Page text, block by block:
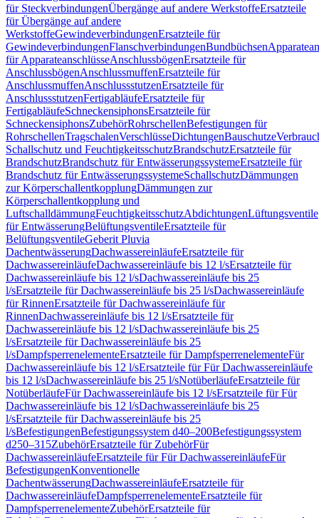
für SteckverbindungenÜbergänge auf andere WerkstoffeErsatzteile
für Übergänge auf andere
WerkstoffeGewindeverbindungenErsatzteile für
GewindeverbindungenFlanschverbindungenBundbüchsen
für ApparateanschlüsseAnschlussbögenErsatzteile für
AnschlussbögenAnschlussmuffenErsatzteile für
AnschlussmuffenAnschlussstutzenErsatzteile für
AnschlussstutzenFertigabläufeErsatzteile für
FertigabläufeSchneckensiphonsErsatzteile für
SchneckensiphonsZubehörRohrschellenBefestigungen für
RohrschellenTragschalenVerschlüsseDichtungenBauschutze
Schallschutz und FeuchtigkeitsschutzBrandschutzErsatzteile für
BrandschutzBrandschutz für EntwässerungssystemeErsatzteile für
Brandschutz für EntwässerungssystemeSchallschutzDämmungen
zur KörperschallentkopplungDämmungen zur
Körperschallentkopplung und
LuftschalldämmungFeuchtigkeitsschutzAbdichtungenLüftungsventile
für EntwässerungBelüftungsventileErsatzteile für
BelüftungsventileGeberit Pluvia
DachentwässerungDachwassereinläufeErsatzteile für
DachwassereinläufeDachwassereinläufe bis 12 l/sErsatzteile für
Dachwassereinläufe bis 12 l/sDachwassereinläufe bis 25
l/sErsatzteile für Dachwassereinläufe bis 25 l/sDachwassereinläufe
für RinnenErsatzteile für Dachwassereinläufe für
RinnenDachwassereinläufe bis 12 l/sErsatzteile für
Dachwassereinläufe bis 12 l/sDachwassereinläufe bis 25
l/sErsatzteile für Dachwassereinläufe bis 25
l/sDampfsperrenelementeErsatzteile für DampfsperrenelementeFür
Dachwassereinläufe bis 12 l/sErsatzteile für Für Dachwassereinläufe
bis 12 l/sDachwassereinläufe bis 25 l/sNotüberläufeErsatzteile für
NotüberläufeFür Dachwassereinläufe bis 12 l/sErsatzteile für Für
Dachwassereinläufe bis 12 l/sDachwassereinläufe bis 25
l/sErsatzteile für Dachwassereinläufe bis 25
l/sBefestigungenBefestigungssystem d40–200Befestigungssystem
d250–315ZubehörErsatzteile für ZubehörFür
DachwassereinläufeErsatzteile für Für DachwassereinläufeFür
BefestigungenKonventionelle
DachentwässerungDachwassereinläufeErsatzteile für
DachwassereinläufeDampfsperrenelementeErsatzteile für
DampfsperrenelementeZubehörErsatzteile für